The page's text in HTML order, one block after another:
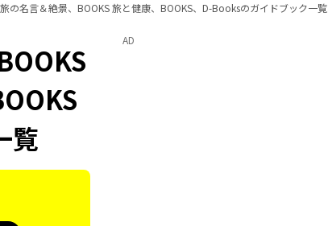
名言＆絶景、BOOKS 旅と健康、BOOKS、D-Booksのガイドブック一覧
覧
AD